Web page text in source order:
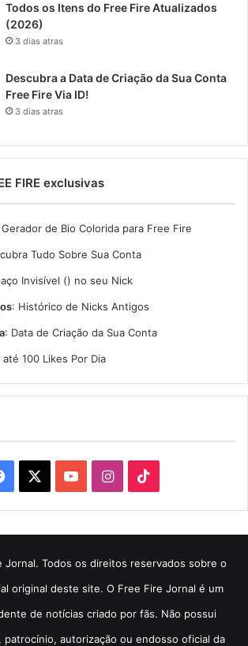
Todos os Itens do Free Fire Atualizados
(2026)
3 dias atras
Descubra a Data de Criação da Sua Conta
Free Fire Via ID!
3 dias atras
FIRE exclusivas
Gerador de Bio Colorida para Free Fire
Tudo Sobre Sua Conta
Invisível (ㅤ) no seu Nick
: Histórico de Nicks Antigos
: Data de Criação da Sua Conta
até 100 Likes Por Dia
Facebook YouTubeInstagram
Todos os direitos reservados sobre o
original deste site. O Free Fire Jornal é um
de notícias criado por fãs. Não possui
patrocínio, autorização ou endosso oficial da